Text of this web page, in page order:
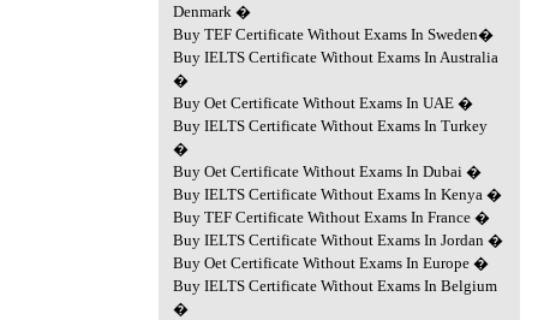
Denmark �
Buy TEF Certificate Without Exams In Sweden�
Buy IELTS Certificate Without Exams In Australia
�
Buy Oet Certificate Without Exams In UAE �
Buy IELTS Certificate Without Exams In Turkey
�
Buy Oet Certificate Without Exams In Dubai �
Buy IELTS Certificate Without Exams In Kenya �
Buy TEF Certificate Without Exams In France �
Buy IELTS Certificate Without Exams In Jordan �
Buy Oet Certificate Without Exams In Europe �
Buy IELTS Certificate Without Exams In Belgium
�